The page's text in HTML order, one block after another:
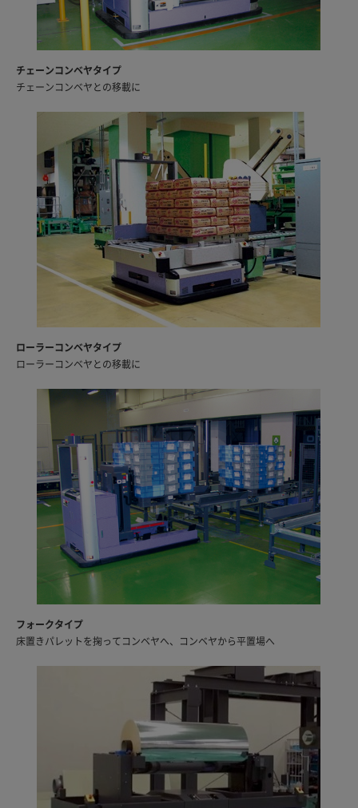
チェーンコンベヤタイプ
チェーンコンベヤとの移載に
ローラーコンベヤタイプ
ローラーコンベヤとの移載に
フォークタイプ
床置きパレットを掬ってコンベヤへ、コンベヤから平置場へ